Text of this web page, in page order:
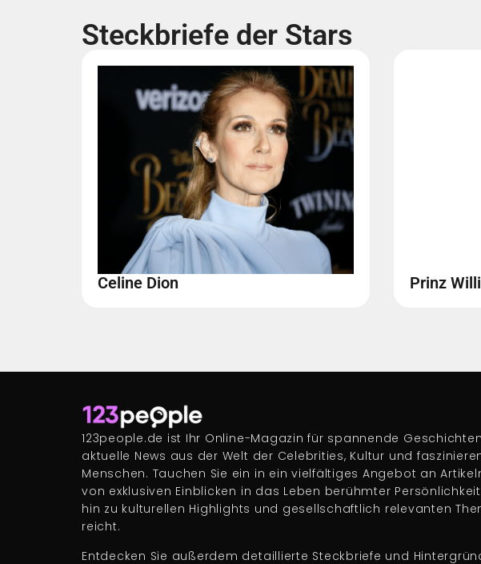
Steckbriefe der Stars
Celine Dion Prinz
123people.de ist Ihr Online-Magazin für spannende
aktuelle News aus der Welt der Celebrities, Kultur und
Menschen. Tauchen Sie ein in ein vielfältiges Angebot an
von exklusiven Einblicken in das Leben berühmter
hin zu kulturellen Highlights und gesellschaftlich relevanten
reicht.
Entdecken Sie außerdem detaillierte Steckbriefe und